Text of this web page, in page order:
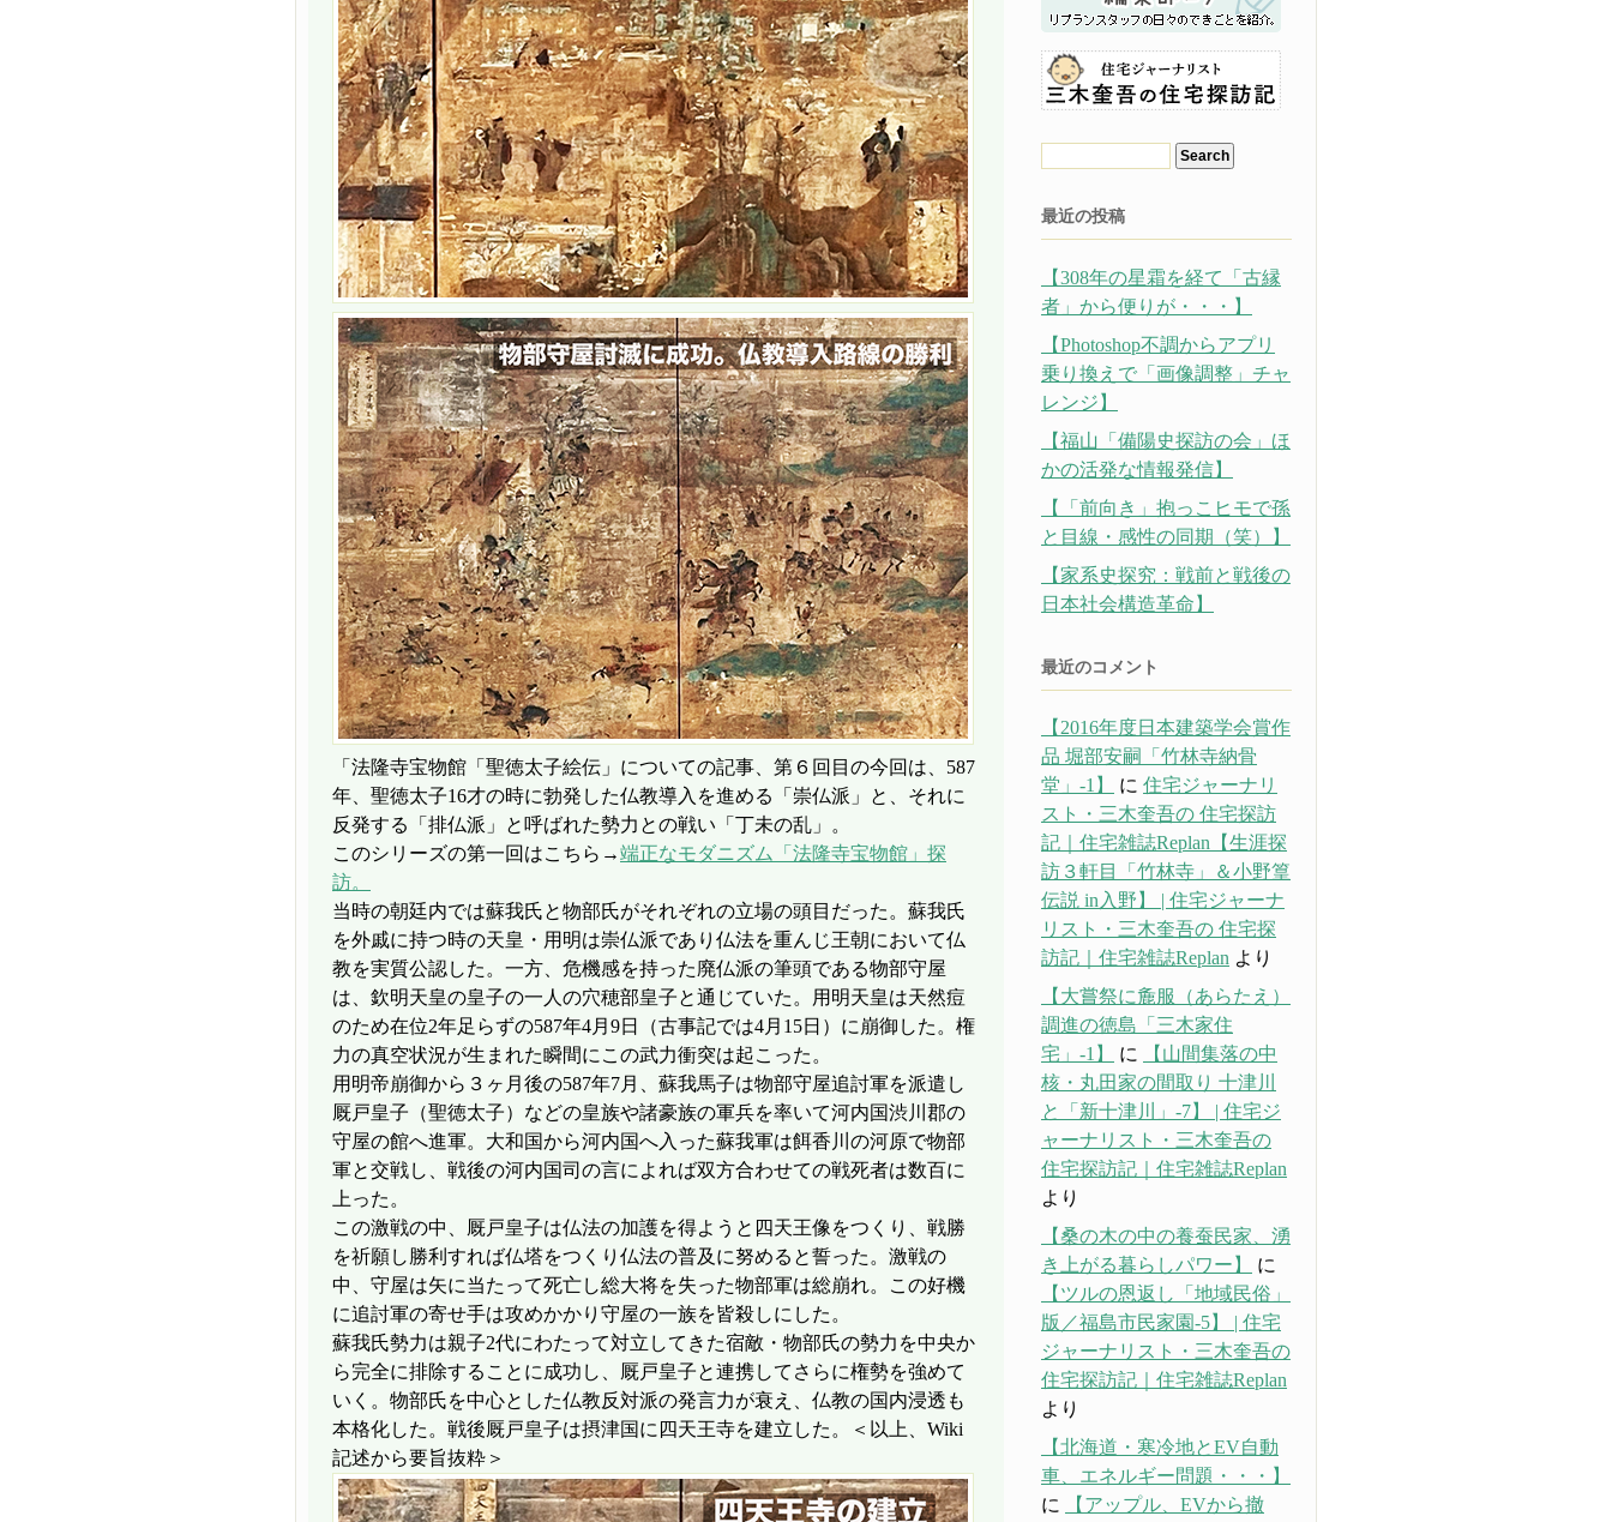
「法隆寺宝物館「聖徳太子絵伝」についての記事、第６回目の今回は、587
年、聖徳太子16才の時に勃発した仏教導入を進める「崇仏派」と、それに
反発する「排仏派」と呼ばれた勢力との戦い「丁未の乱」。
このシリーズの第一回はこちら→端正なモダニズム「法隆寺宝物館」探
訪。
当時の朝廷内では蘇我氏と物部氏がそれぞれの立場の頭目だった。蘇我氏
を外戚に持つ時の天皇・用明は崇仏派であり仏法を重んじ王朝において仏
教を実質公認した。一方、危機感を持った廃仏派の筆頭である物部守屋
は、欽明天皇の皇子の一人の穴穂部皇子と通じていた。用明天皇は天然痘
のため在位2年足らずの587年4月9日（古事記では4月15日）に崩御した。権
力の真空状況が生まれた瞬間にこの武力衝突は起こった。
用明帝崩御から３ヶ月後の587年7月、蘇我馬子は物部守屋追討軍を派遣し
厩戸皇子（聖徳太子）などの皇族や諸豪族の軍兵を率いて河内国渋川郡の
守屋の館へ進軍。大和国から河内国へ入った蘇我軍は餌香川の河原で物部
軍と交戦し、戦後の河内国司の言によれば双方合わせての戦死者は数百に
上った。
この激戦の中、厩戸皇子は仏法の加護を得ようと四天王像をつくり、戦勝
を祈願し勝利すれば仏塔をつくり仏法の普及に努めると誓った。激戦の
中、守屋は矢に当たって死亡し総大将を失った物部軍は総崩れ。この好機
に追討軍の寄せ手は攻めかかり守屋の一族を皆殺しにした。
蘇我氏勢力は親子2代にわたって対立してきた宿敵・物部氏の勢力を中央か
ら完全に排除することに成功し、厩戸皇子と連携してさらに権勢を強めて
いく。物部氏を中心とした仏教反対派の発言力が衰え、仏教の国内浸透も
本格化した。戦後厩戸皇子は摂津国に四天王寺を建立した。＜以上、Wiki
記述から要旨抜粋＞
最近の投稿
【308年の星霜を経て「古縁
者」から便りが・・・】
【Photoshop不調からアプリ
乗り換えで「画像調整」チャ
レンジ】
【福山「備陽史探訪の会」ほ
かの活発な情報発信】
【「前向き」抱っこヒモで孫
と目線・感性の同期（笑）】
【家系史探究：戦前と戦後の
日本社会構造革命】
最近のコメント
【2016年度日本建築学会賞作
品 堀部安嗣「竹林寺納骨
堂」-1】
に 住宅ジャーナリ
スト・三木奎吾の 住宅探訪
記｜住宅雑誌Replan【生涯探
訪３軒目「竹林寺」＆小野篁
伝説 in入野】 | 住宅ジャーナ
リスト・三木奎吾の 住宅探
訪記｜住宅雑誌Replan より
【大嘗祭に麁服（あらたえ）
調進の徳島「三木家住
宅」-1】
に
【山間集落の中
核・丸田家の間取り 十津川
と「新十津川」-7】 | 住宅ジ
ャーナリスト・三木奎吾の
住宅探訪記｜住宅雑誌Replan
より
【桑の木の中の養蚕民家、湧
き上がる暮らしパワー】
に
【ツルの恩返し「地域民俗」
版／福島市民家園-5】 | 住宅
ジャーナリスト・三木奎吾の
住宅探訪記｜住宅雑誌Replan
より
【北海道・寒冷地とEV自動
車、エネルギー問題・・・】
に
【アップル、EVから撤